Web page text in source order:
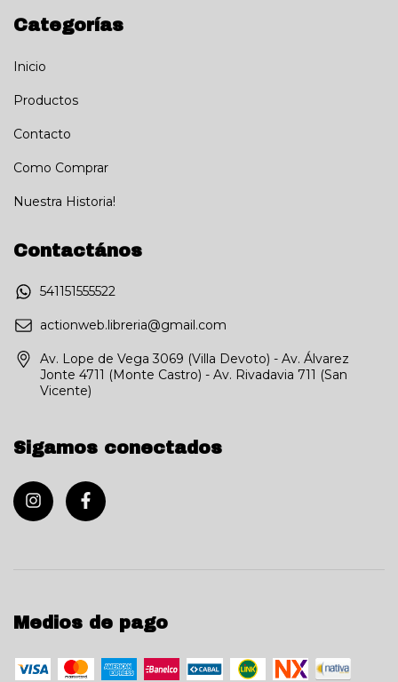
Categorías
Inicio
Productos
Contacto
Como Comprar
Nuestra Historia!
Contactános
541151555522
actionweb.libreria@gmail.com
Av. Lope de Vega 3069 (Villa Devoto) - Av. Álvarez
Jonte 4711 (Monte Castro) - Av. Rivadavia 711 (San
Vicente)
Sigamos conectados
Medios de pago